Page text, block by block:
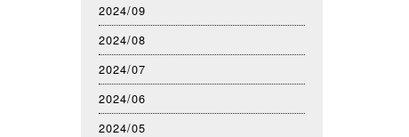
2024/09
2024/08
2024/07
2024/06
2024/05